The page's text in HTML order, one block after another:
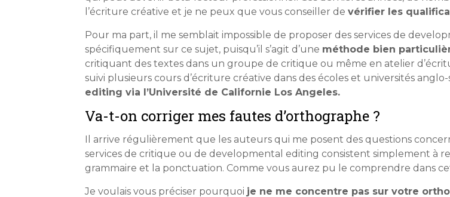
l’écriture créative et je ne peux que vous conseiller de vérifier les
Pour ma part, il me semblait impossible de proposer des services de
spécifiquement sur ce sujet, puisqu’il s’agit d’une méthode bien
critiquant des textes dans un groupe de critique ou même en atelier
suivi plusieurs cours d’écriture créative dans des écoles et universités
editing via l’Université de Californie Los Angeles.
Va-t-on corriger mes fautes d’orthographe ?
Il arrive régulièrement que les auteurs qui me posent des questions
services de critique ou de developmental editing consistent simplement à
grammaire et la ponctuation. Comme vous aurez pu le comprendre dans cet
Je voulais vous préciser pourquoi je ne me concentre pas sur votre